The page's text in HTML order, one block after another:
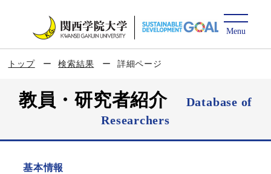
トップ 検索結果 詳細ページ
教員・研究者紹介
Database of
Researchers
基本情報